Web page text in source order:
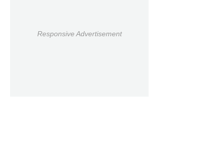
Responsive Advertisement